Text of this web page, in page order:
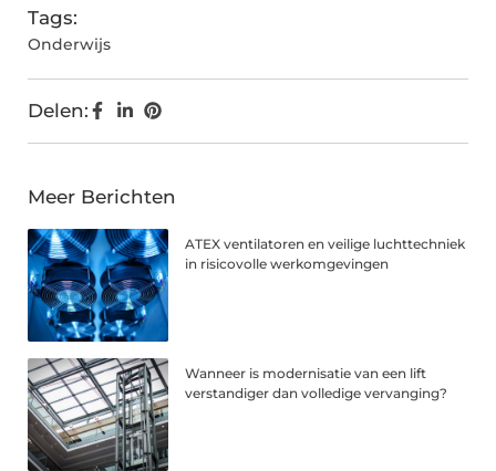
Tags:
Onderwijs
Delen:
Meer Berichten
ATEX ventilatoren en veilige luchttechniek
in risicovolle werkomgevingen
Wanneer is modernisatie van een lift
verstandiger dan volledige vervanging?